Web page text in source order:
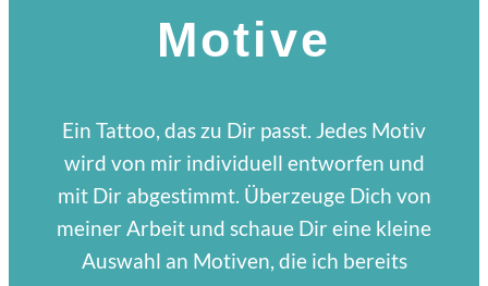
Motive
Ein Tattoo, das zu Dir passt. Jedes Motiv
wird von mir individuell entworfen und
mit Dir abgestimmt. Überzeuge Dich von
meiner Arbeit und schaue Dir eine kleine
Auswahl an Motiven, die ich bereits